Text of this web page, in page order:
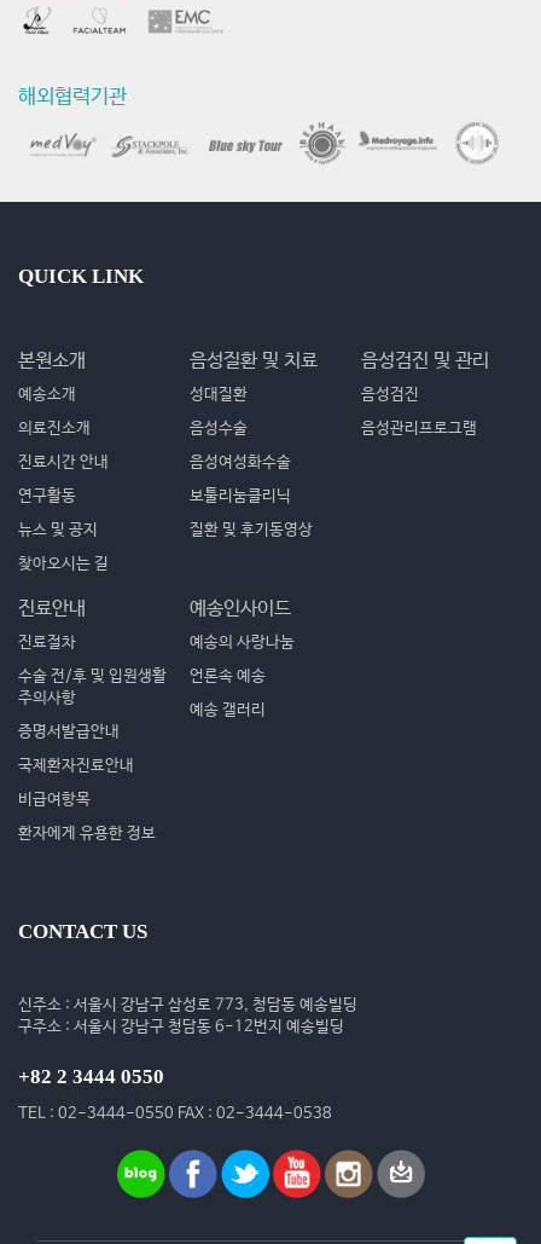
해외협력기관
QUICK LINK
본원소개
예송소개
의료진소개
진료시간 안내
연구활동
뉴스 및 공지
찾아오시는 길
음성질환 및 치료
성대질환
음성수술
음성여성화수술
보툴리눔클리닉
질환 및 후기동영상
음성검진 및 관리
음성검진
음성관리프로그램
진료안내
진료절차
수술 전/후 및 입원생활
주의사항
증명서발급안내
국제환자진료안내
비급여항목
환자에게 유용한 정보
예송인사이드
예송의 사랑나눔
언론속 예송
예송 갤러리
CONTACT US
신주소 : 서울시 강남구 삼성로 773, 청담동 예송빌딩
구주소 : 서울시 강남구 청담동 6-12번지 예송빌딩
+82 2 3444 0550
TEL : 02-3444-0550 FAX : 02-3444-0538